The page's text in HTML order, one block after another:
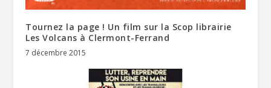
Tournez la page ! Un film sur la Scop librairie
Les Volcans à Clermont-Ferrand
7 décembre 2015